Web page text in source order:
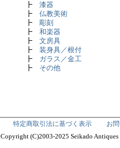
┣ 漆器
┣ 仏教美術
┣
彫刻
┣ 和楽器
┣ 文房具
┣ 装身具／根付
┣ ガラス／金工
┣ その他
特定商取引法に基づく表示 お
Copyright (C)2003-2025 Seikado